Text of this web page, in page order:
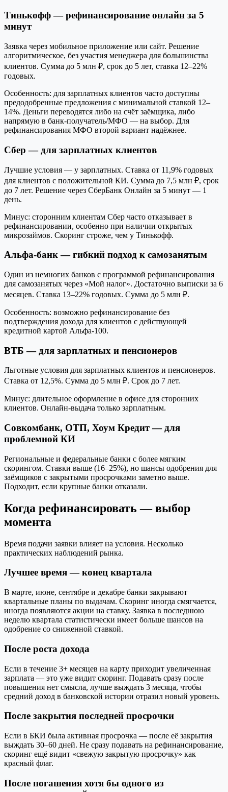
Тинькофф — рефинансирование онлайн за 5
минут
Заявка через мобильное приложение или сайт. Решение
алгоритмическое, без участия менеджера для большинства
клиентов. Сумма до 5 млн ₽, срок до 5 лет, ставка 12–22%
годовых.
Особенность: для зарплатных клиентов часто доступны
предодобренные предложения с минимальной ставкой 12–
14%. Деньги переводятся либо на счёт заёмщика, либо
напрямую в банк-получатель/МФО — на выбор. Для
рефинансирования МФО второй вариант надёжнее.
Сбер — для зарплатных клиентов
Лучшие условия — у зарплатных. Ставка от 11,9% годовых
для клиентов с положительной КИ. Сумма до 7,5 млн ₽, срок
до 7 лет. Решение через СберБанк Онлайн за 5 минут — 1
день.
Минус: сторонним клиентам Сбер часто отказывает в
рефинансировании, особенно при наличии открытых
микрозаймов. Скоринг строже, чем у Тинькофф.
Альфа-банк — гибкий подход к самозанятым
Один из немногих банков с программой рефинансирования
для самозанятых через «Мой налог». Достаточно выписки за 6
месяцев. Ставка 13–22% годовых. Сумма до 5 млн ₽.
Особенность: возможно рефинансирование без
подтверждения дохода для клиентов с действующей
кредитной картой Альфа-100.
ВТБ — для зарплатных и пенсионеров
Льготные условия для зарплатных клиентов и пенсионеров.
Ставка от 12,5%. Сумма до 5 млн ₽. Срок до 7 лет.
Минус: длительное оформление в офисе для сторонних
клиентов. Онлайн-выдача только зарплатным.
Совкомбанк, ОТП, Хоум Кредит — для
проблемной КИ
Региональные и федеральные банки с более мягким
скорингом. Ставки выше (16–25%), но шансы одобрения для
заёмщиков с закрытыми просрочками заметно выше.
Подходит, если крупные банки отказали.
Когда рефинансировать — выбор
момента
Время подачи заявки влияет на условия. Несколько
практических наблюдений рынка.
Лучшее время — конец квартала
В марте, июне, сентябре и декабре банки закрывают
квартальные планы по выдачам. Скоринг иногда смягчается,
иногда появляются акции на ставку. Заявка в последнюю
неделю квартала статистически имеет больше шансов на
одобрение со сниженной ставкой.
После роста дохода
Если в течение 3+ месяцев на карту приходит увеличенная
зарплата — это уже видит скоринг. Подавать сразу после
повышения нет смысла, лучше выждать 3 месяца, чтобы
средний доход в банковской истории отразил новый уровень.
После закрытия последней просрочки
Если в БКИ была активная просрочка — после её закрытия
выждать 30–60 дней. Не сразу подавать на рефинансирование,
скоринг ещё видит «свежую закрытую просрочку» как
красный флаг.
После погашения хотя бы одного из